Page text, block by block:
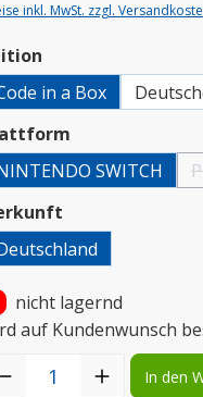
inkl. MwSt. zzgl.
in a Box
SWITCH
nicht lagernd
auf Kundenwunsch
Anzahl: Gib den
In den